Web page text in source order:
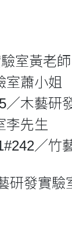
室黃老師
室蕭小姐
／木藝研
李先生
／竹
研發實驗